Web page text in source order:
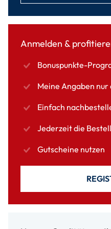
Anmelden &
Bonuspunkte-
Meine Angaben
Einfach
Jederzeit die
Gutscheine nutzen